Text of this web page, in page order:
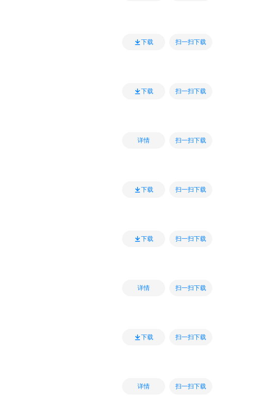
下载 扫一扫下载
下载 扫一扫下载
详情 扫一扫下载
下载 扫一扫下载
下载 扫一扫下载
详情 扫一扫下载
下载 扫一扫下载
详情 扫一扫下载